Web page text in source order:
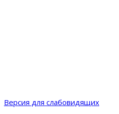
Версия для слабовидящих